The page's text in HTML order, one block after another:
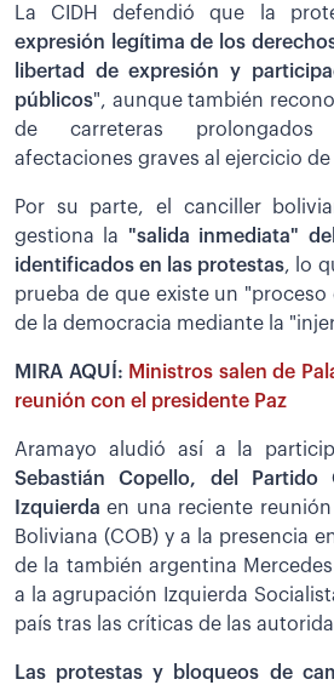
La CIDH defendió que la
expresión legítima de los
libertad de expresión y
públicos", aunque también
de carreteras prolongados
afectaciones graves al ejercicio
Por su parte, el canciller
gestiona la "salida inmediata"
identificados en las protestas, lo
prueba de que existe un "proceso
de la democracia mediante la
MIRA AQUÍ: Ministros salen de
reunión con el presidente Paz
Aramayo aludió así a la
Sebastián Copello, del
Izquierdaen una reciente
Boliviana (COB) y a la presencia
de la también argentina
a la agrupación Izquierda
país tras las críticas de las
Las protestas y bloqueos de